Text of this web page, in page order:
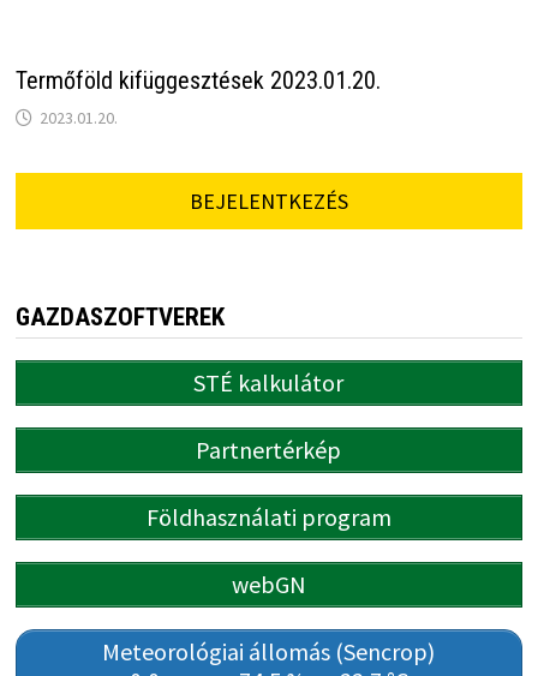
Termőföld kifüggesztések 2023.01.20.
2023.01.20.
BEJELENTKEZÉS
GAZDASZOFTVEREK
STÉ kalkulátor
Partnertérkép
Földhasználati program
webGN
Meteorológiai állomás (Sencrop)